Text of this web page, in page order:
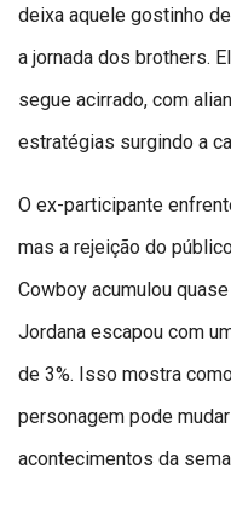
deixa aquele gostinho
a jornada dos brothers.
segue acirrado, com
estratégias surgindo a
O ex-participante
mas a rejeição do
Cowboy acumulou
Jordana escapou com
de 3%. Isso mostra
personagem pode
acontecimentos da